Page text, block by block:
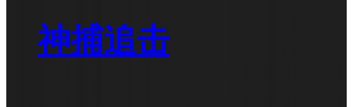
神捕追击